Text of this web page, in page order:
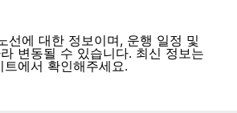
에 대한 정보이며, 운행 일정 및
변동될 수 있습니다. 최신 정보는
에서 확인해주세요.